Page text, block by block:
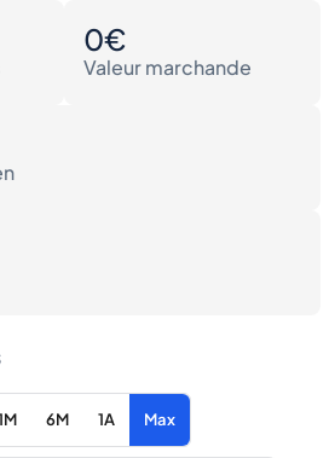
0€
Valeur marchande
6M 1A Max